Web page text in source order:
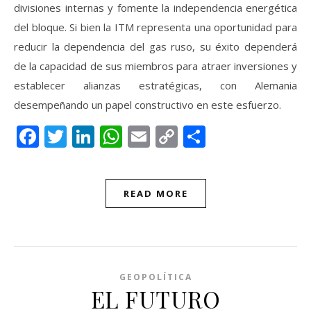
divisiones internas y fomente la independencia energética
del bloque. Si bien la ITM representa una oportunidad para
reducir la dependencia del gas ruso, su éxito dependerá
de la capacidad de sus miembros para atraer inversiones y
establecer alianzas estratégicas, con Alemania
desempeñando un papel constructivo en este esfuerzo.
Facebook
Twitter
LinkedIn
WhatsApp
Email
Copy
READ MORE
GEOPOLÍTICA
EL FUTURO